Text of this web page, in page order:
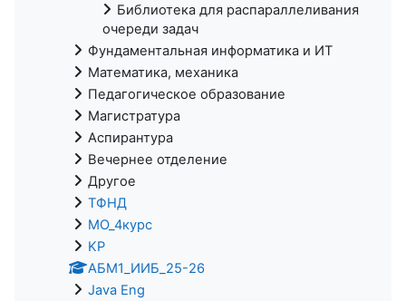
Библиотека для распараллеливания
очереди задач
Фундаментальная информатика и ИТ
Математика, механика
Педагогическое образование
Магистратура
Аспирантура
Вечернее отделение
Другое
ТФНД
МО_4курс
KP
АБМ1_ИИБ_25-26
Java Eng